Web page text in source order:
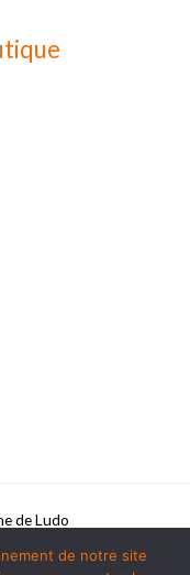
de Ludo
Ludo
de notre site